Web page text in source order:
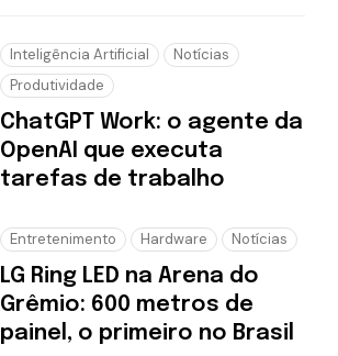
Inteligência Artificial
Notícias
Produtividade
ChatGPT Work: o agente da
OpenAI que executa
tarefas de trabalho
Entretenimento Hardware Notícias
LG Ring LED na Arena do
Grêmio: 600 metros de
painel, o primeiro no Brasil